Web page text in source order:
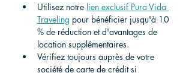
Utilisez notre lien exclusif Pura Vida
Traveling pour bénéficier jusqu'à 10
% de réduction et d'avantages de
location supplémentaires.
Vérifiez toujours auprès de votre
société de carte de crédit si